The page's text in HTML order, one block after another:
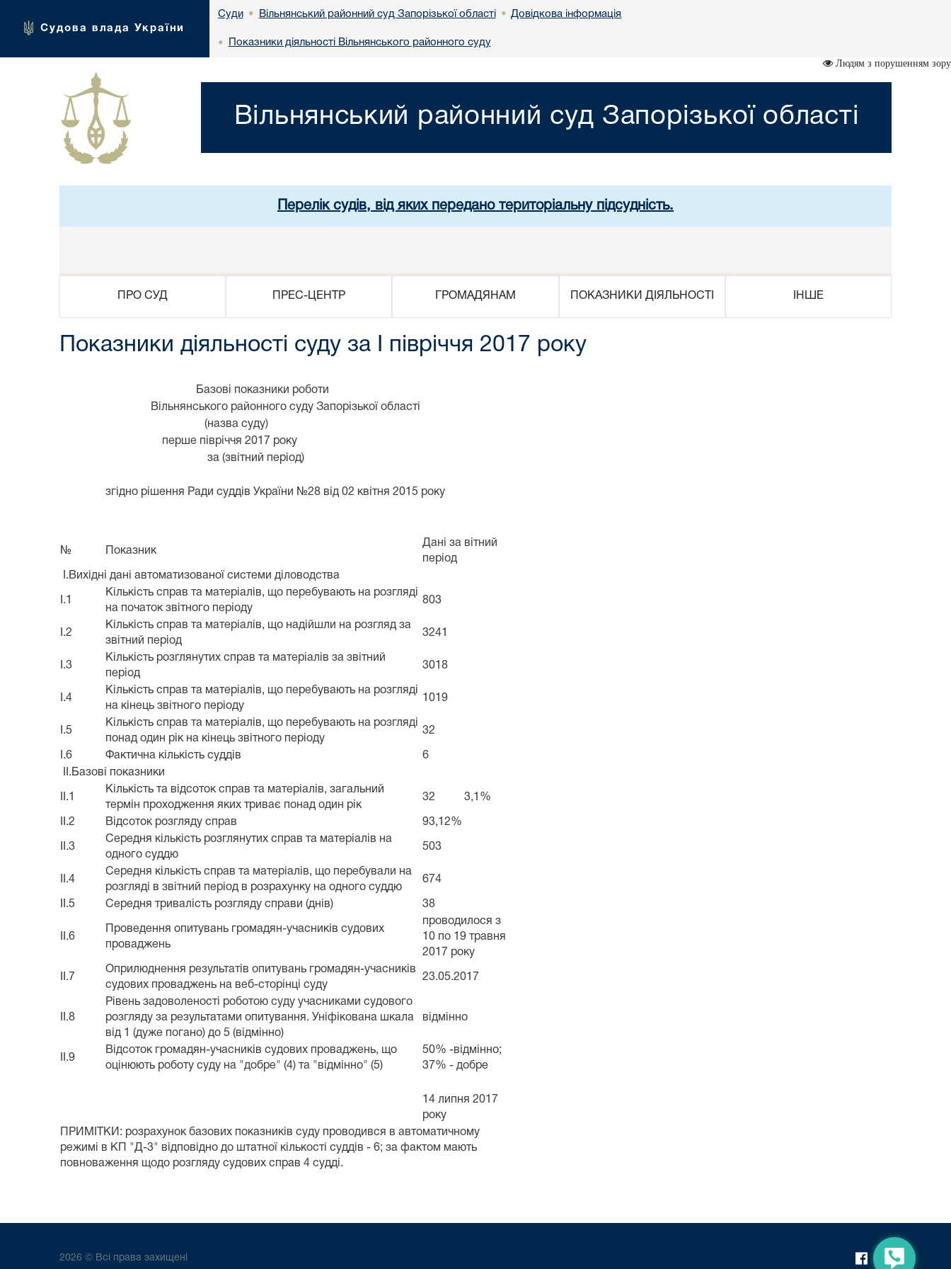
Судова влада України
Суди • Вільнянський районний суд Запорізької області • Довідкова інформація
• Показники діяльності Вільнянського районного суду
Людям з порушенням зору
Вільнянський районний суд Запорізької області
Перелік судів, від яких передано територіальну підсудність.
ПРО СУД ПРЕС-ЦЕНТР ГРОМАДЯНАМ ПОКАЗНИКИ ДІЯЛЬНОСТІ ІНШЕ
Показники діяльності суду за І півріччя 2017 року
Базові показники роботи
Вільнянського районного суду Запорізької області
(назва суду)
перше півріччя 2017 року
за (звітний період)
згідно рішення Ради суддів України №28 від 02 квітня 2015 року
№ Показник
Дані за вітний
період
I.Вихідні дані автоматизованої системи діловодства
I.1
Кількість справ та матеріалів, що перебувають на розгляді
на початок звітного періоду
803
I.2
Кількість справ та матеріалів, що надійшли на розгляд за
звітний період
3241
I.3
Кількість розглянутих справ та матеріалів за звітний
період
3018
I.4
Кількість справ та матеріалів, що перебувають на розгляді
на кінець звітного періоду
1019
I.5
Кількість справ та матеріалів, що перебувають на розгляді
понад один рік на кінець звітного періоду
32
I.6 Фактична кількість суддів
6
II.Базові показники
II.1
Кількість та відсоток справ та матеріалів, загальний
термін проходження яких триває понад один рік
32 3,1%
II.2 Відсоток розгляду справ 93,12%
II.3
Середня кількість розглянутих справ та матеріалів на
одного суддю
503
II.4
Середня кількість справ та матеріалів, що перебували на
розгляді в звітний період в розрахунку на одного суддю
674
II.5 Середня тривалість розгляду справи (днів) 38
II.6
Проведення опитувань громадян-учасників судових
проваджень
проводилося з
10 по 19 травня
2017 року
II.7
Оприлюднення результатів опитувань громадян-учасників
судових проваджень на веб-сторінці суду
23.05.2017
II.8
Рівень задоволеності роботою суду учасниками судового
розгляду за результатами опитування. Уніфікована шкала
від 1 (дуже погано) до 5 (відмінно)
відмінно
II.9
Відсоток громадян-учасників судових проваджень, що
оцінюють роботу суду на "добре" (4) та "відмінно" (5)
50% -відмінно;
37% - добре
14 липня 2017
року
ПРИМІТКИ: розрахунок базових показників суду проводився в автоматичному
режимі в КП "Д-3" відповідно до штатної кількості суддів - 6; за фактом мають
повноваження щодо розгляду судових справ 4 судді.
2026 © Всі права захищені